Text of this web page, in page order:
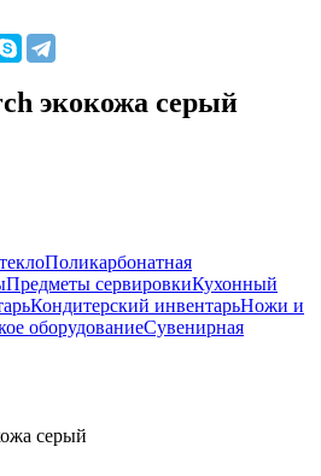
экокожа серый
Поликарбонатная
Предметы сервировкиКухонный
Кондитерский инвентарьНожи и
оборудованиеСувенирная
серый